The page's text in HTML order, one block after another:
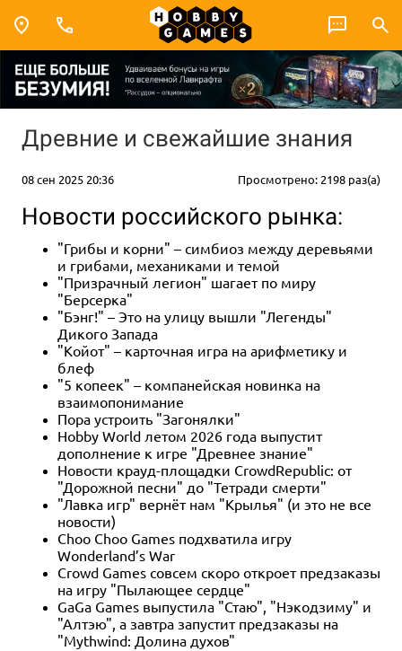
Древние и свежайшие знания
08 сен 2025 20:36 Просмотрено: 2198 раз(а)
Новости российского рынка:
"Грибы и корни" – симбиоз между деревьями
и грибами, механиками и темой
"Призрачный легион" шагает по миру
"Берсерка"
"Бэнг!" – Это на улицу вышли "Легенды"
Дикого Запада
"Койот" – карточная игра на арифметику и
блеф
"5 копеек" – компанейская новинка на
взаимопонимание
Пора устроить "Загонялки"
Hobby World летом 2026 года выпустит
дополнение к игре "Древнее знание"
Новости крауд-площадки CrowdRepublic: от
"Дорожной песни" до "Тетради смерти"
"Лавка игр" вернёт нам "Крылья" (и это не все
новости)
Choo Choo Games подхватила игру
Wonderland’s War
Crowd Games совсем скоро откроет предзаказы
на игру "Пылающее сердце"
GaGa Games выпустила "Стаю", "Нэкодзиму" и
"Алтэю", а завтра запустит предзаказы на
"Mythwind: Долина духов"